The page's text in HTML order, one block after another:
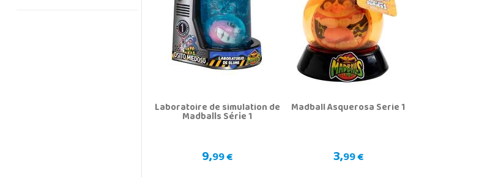
Laboratoire de simulation de
Madballs Série 1
9,99 €
Madball Asquerosa Serie 1
3,99 €